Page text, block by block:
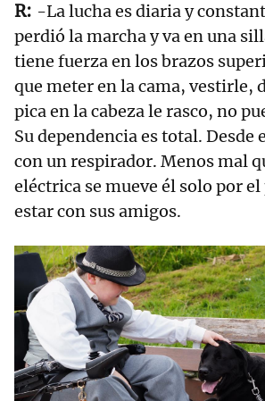
-La lucha es diaria y
perdió la marcha y va en una
tiene fuerza en los brazos
que meter en la cama, vestirle,
pica en la cabeza le rasco, no
Su dependencia es total. Desde
con un respirador. Menos mal
eléctrica se mueve él solo por el
estar con sus amigos.